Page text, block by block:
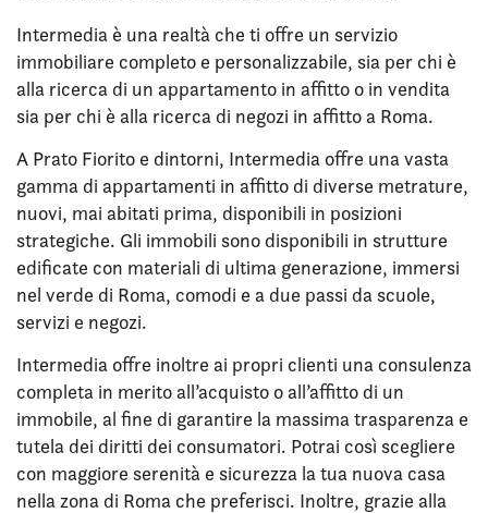
Intermedia è una realtà che ti offre un servizio
immobiliare completo e personalizzabile, sia per chi è
alla ricerca di un appartamento in affitto o in vendita
sia per chi è alla ricerca di negozi in affitto a Roma.
A Prato Fiorito e dintorni, Intermedia offre una vasta
gamma di appartamenti in affitto di diverse metrature,
nuovi, mai abitati prima, disponibili in posizioni
strategiche. Gli immobili sono disponibili in strutture
edificate con materiali di ultima generazione, immersi
nel verde di Roma, comodi e a due passi da scuole,
servizi e negozi.
Intermedia offre inoltre ai propri clienti una consulenza
completa in merito all’acquisto o all’affitto di un
immobile, al fine di garantire la massima trasparenza e
tutela dei diritti dei consumatori. Potrai così scegliere
con maggiore serenità e sicurezza la tua nuova casa
nella zona di Roma che preferisci. Inoltre, grazie alla